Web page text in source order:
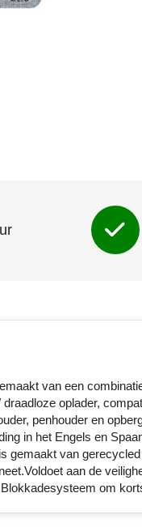
van een
oplader,
penhouder en
in het Engels en
gemaakt van
aan de
om